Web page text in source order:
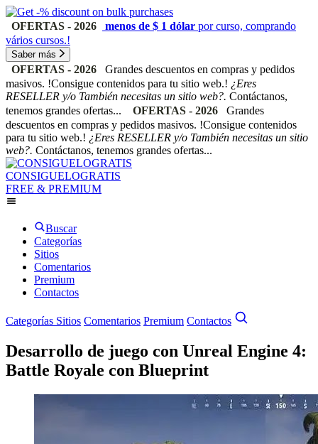
OFERTAS - 2026 menos de $ 1 dólar por curso, comprando
vários cursos.!
Saber más
OFERTAS - 2026
Grandes descuentos en compras y pedidos
masivos. !Consigue contenidos para tu sitio web.! ¿Eres
RESELLER y/o También necesitas un sitio web?. Contáctanos,
tenemos grandes ofertas...
OFERTAS - 2026
Grandes
descuentos en compras y pedidos masivos. !Consigue contenidos
para tu sitio web.! ¿Eres RESELLER y/o También necesitas un sitio
web?. Contáctanos, tenemos grandes ofertas...
CONSIGUELOGRATIS
FREE & PREMIUM
Buscar
Categorías
Sitios
Comentarios
Premium
Contactos
Categorías Sitios Comentarios Premium Contactos
Desarrollo de juego con Unreal Engine 4:
Battle Royale con Blueprint